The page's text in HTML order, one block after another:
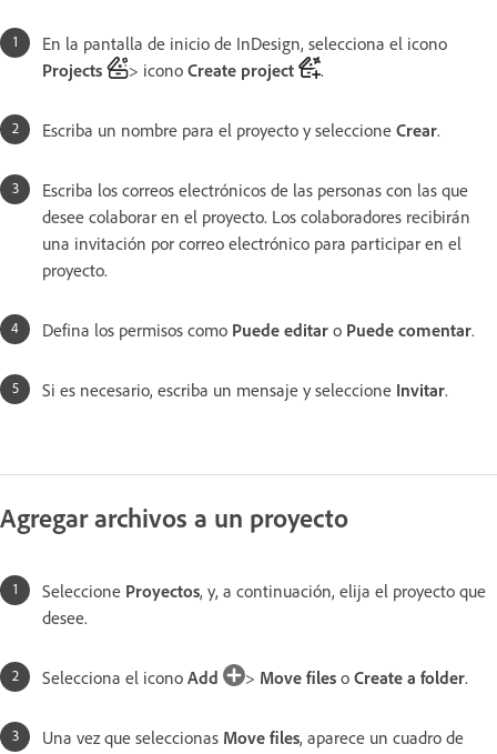
En la pantalla de inicio de InDesign, selecciona el icono
Projects
> icono Create project .
Escriba un nombre para el proyecto y seleccione Crear.
Escriba los correos electrónicos de las personas con las que
desee colaborar en el proyecto. Los colaboradores recibirán
una invitación por correo electrónico para participar en el
proyecto.
Defina los permisos como Puede editar o Puede comentar.
Si es necesario, escriba un mensaje y seleccione Invitar.
Agregar archivos a un proyecto
Seleccione Proyectos, y, a continuación, elija el proyecto que
desee.
Selecciona el icono Add > Move files o Create a folder.
Una vez que seleccionas Move files, aparece un cuadro de